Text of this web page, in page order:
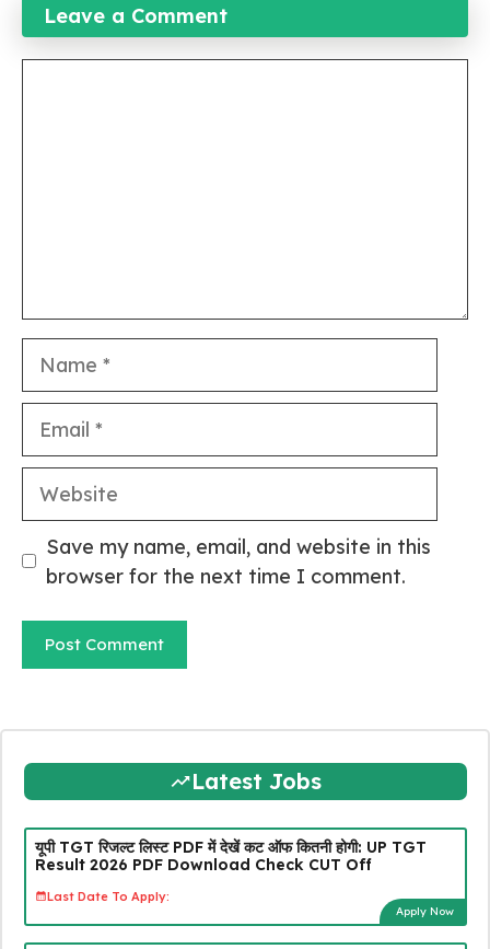
Leave a Comment
Name
Email
Website
Save my name, email, and website in this
browser for the next time I comment.
Latest Jobs
यूपी TGT रिजल्ट लिस्ट PDF में देखें कट ऑफ कितनी होगी: UP TGT
Result 2026 PDF Download Check CUT Off
Last Date To Apply:
Apply Now